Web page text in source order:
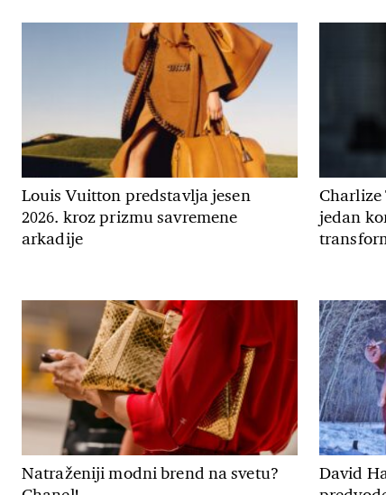
Louis Vuitton predstavlja jesen
2026. kroz prizmu savremene
arkadije
Charlize
jedan
Natraženiji modni brend na svetu?
David